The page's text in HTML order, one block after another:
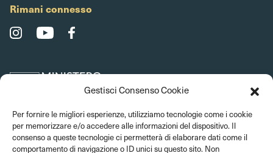
Gestisci Consenso Cookie
Per fornire le migliori esperienze, utilizziamo tecnologie come i cookie
per memorizzare e/o accedere alle informazioni del dispositivo. Il
consenso a queste tecnologie ci permetterà di elaborare dati come il
comportamento di navigazione o ID unici su questo sito. Non
Rimani connesso